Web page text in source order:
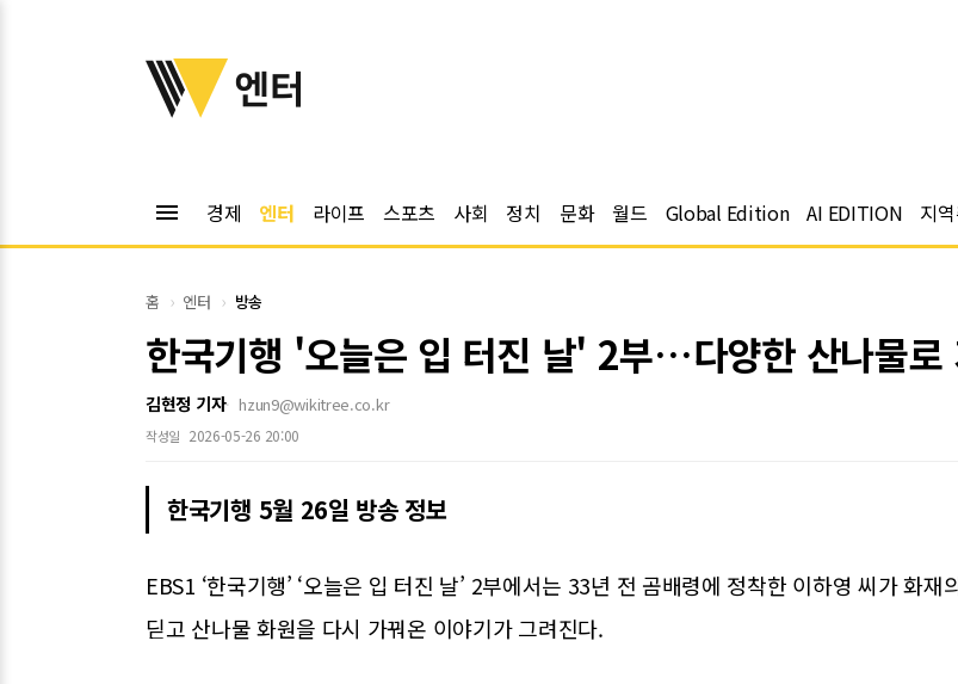
위키트리
엔터
menu 경제 엔터 라이프 스포츠 사회 정치 문화 월드 Global Edition AI EDITION 지
홈 엔터 방송
한국기행 '오늘은 입 터진 날' 2부…다양한 산나물로
김현정 기자 hzun9@wikitree.co.kr
작성일 2026-05-26 20:00
한국기행 5월 26일 방송 정보
EBS1 ‘한국기행’ ‘오늘은 입 터진 날’ 2부에서는 33년 전 곰배령에 정착한 이하영 씨가 화재
딛고 산나물 화원을 다시 가꿔온 이야기가 그려진다.